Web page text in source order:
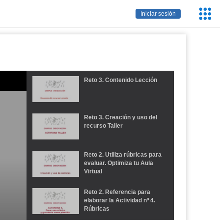
Iniciar sesión
Reto 3. Contenido Lección
Reto 3. Creación y uso del
recurso Taller
Reto 2. Utiliza rúbricas para
evaluar. Optimiza tu Aula
Virtual
Reto 2. Referencia para
elaborar la Actividad nº 4.
Rúbricas